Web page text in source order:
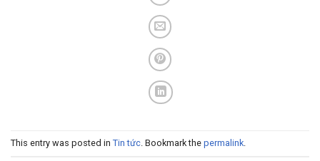
This entry was posted in Tin tức . Bookmark the permalink